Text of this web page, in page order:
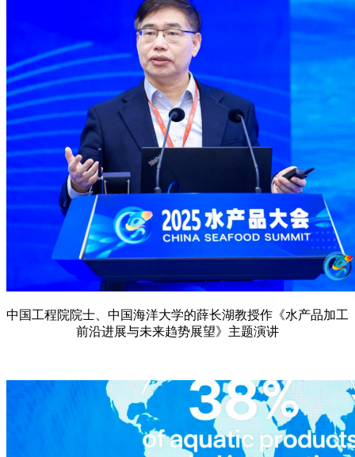
中国工程院院士、中国海洋大学的薛长湖教授作《水产品加工
前沿进展与未来趋势展望》主题演讲